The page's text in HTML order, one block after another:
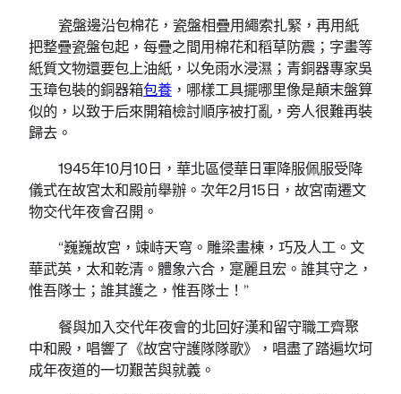
瓷盤邊沿包棉花，瓷盤相疊用繩索扎緊，再用紙
把整疊瓷盤包起，每疊之間用棉花和稻草防震；字畫等
紙質文物還要包上油紙，以免雨水浸濕；青銅器專家吳
玉璋包裝的銅器箱包養 ，哪樣工具擺哪里像是顛末盤算
似的，以致于后來開箱檢討順序被打亂，旁人很難再裝
歸去。
1945年10月10日，華北區侵華日軍降服佩服受降
儀式在故宮太和殿前舉辦。次年2月15日，故宮南遷文
物交代年夜會召開。
“巍巍故宮，竦峙天穹。雕梁畫棟，巧及人工。文
華武英，太和乾清。體象六合，寔麗且宏。誰其守之，
惟吾隊士；誰其護之，惟吾隊士！”
餐與加入交代年夜會的北回好漢和留守職工齊聚
中和殿，唱響了《故宮守護隊隊歌》，唱盡了踏遍坎坷
成年夜道的一切艱苦與就義。